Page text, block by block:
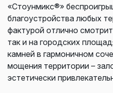
«Стоунмикс®»
благоустройства любых
фактурой отлично
так и на городских
камней в гармоничном
мощения территории –
эстетически